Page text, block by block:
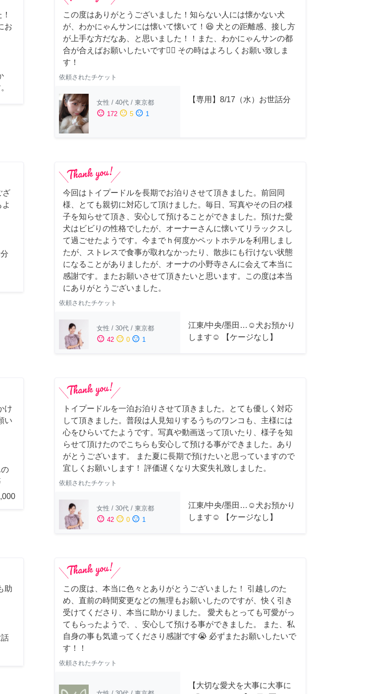
お
この度はありがとうございました！知らない人には懐かない犬
が、わかにゃんサンには懐いて懐いて！😆 犬との距離感、接し方
が上手な方だなあ、と思いました！！また、わかにゃんサンの都
合が合えばお願いしたいです🙇‍♂️ その時はよろしくお願い致しま
す！
依頼されたチケット
女性 / 40代 / 東京都
sentiment_satisfied 172 sentiment_neutral 5 sentiment_dissatisfied 1
【専用】8/17（水）お世話分
ざ
今回はトイプードルを長期でお泊りさせて頂きました。前回同
様、とても親切に対応して頂けました。毎日、写真やその日の様
子を知らせて頂き、安心して預けることができました。預けた愛
犬はビビりの性格でしたが、オーナーさんに懐いてリラックスし
て過ごせたようです。今までｈ何度かペットホテルを利用しまし
たが、ストレスで食事が取れなかったり、散歩にも行けない状態
になることがありましたが、オーナの小野寺さんに会えて本当に
感謝です。またお願いさせて頂きたいと思います。この度は本当
にありがとうございました。
依頼されたチケット
女性 / 30代 / 東京都
sentiment_satisfied 42 sentiment_neutral 0 sentiment_dissatisfied 1
江東/中央/墨田…☺︎犬お預かり
します☺︎ 【ケージなし】
け
い
トイプードルを一泊お泊りさせて頂きました。とても優しく対応
して頂きました。普段は人見知りするうちのワンコも、主様には
心をひらいてたようです。写真や動画送って頂いたり、様子を知
らせて頂けたのでこちらも安心して預ける事ができました。あり
がとうございます。 また夏に長期で預けたいと思っていますので
宜しくお願いします！ 評価遅くなり大変失礼致しました。
依頼されたチケット
女性 / 30代 / 東京都
sentiment_satisfied 42 sentiment_neutral 0 sentiment_dissatisfied 1
江東/中央/墨田…☺︎犬お預かり
します☺︎ 【ケージなし】
助
この度は、本当に色々とありがとうございました！ 引越しのた
め、直前の時間変更などの無理もお願いしたのですが、快く引き
受けてくださり、本当に助かりました。 愛犬もとっても可愛がっ
てもらったようで、、安心して預ける事ができました。 また、私
自身の事も気遣ってくださり感謝です😭 必ずまたお願いしたいで
す！！
依頼されたチケット
【大切な愛犬を大事に大事に